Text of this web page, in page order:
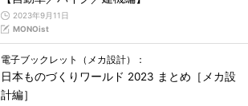
2023年9月11日
MONOist
電子ブックレット（メカ設計）：
日本ものづくりワールド 2023 まとめ［メカ設
計編］